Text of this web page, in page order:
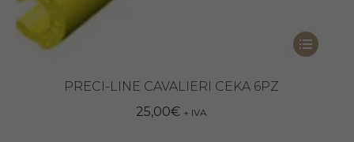
Questo
PRECI-LINE CAVALIERI CEKA 6PZ
25,00€ + IVA